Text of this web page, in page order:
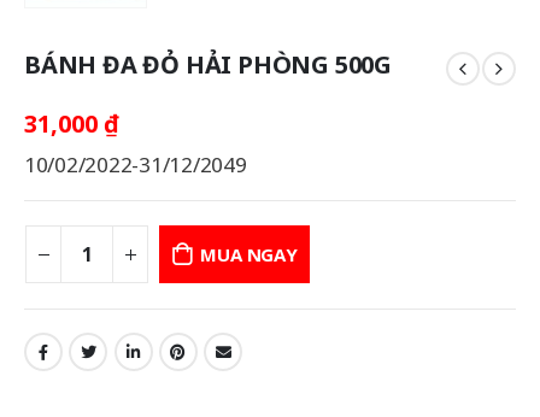
BÁNH ĐA ĐỎ HẢI PHÒNG 500G
31,000 ₫
10/02/2022-31/12/2049
MUA NGAY